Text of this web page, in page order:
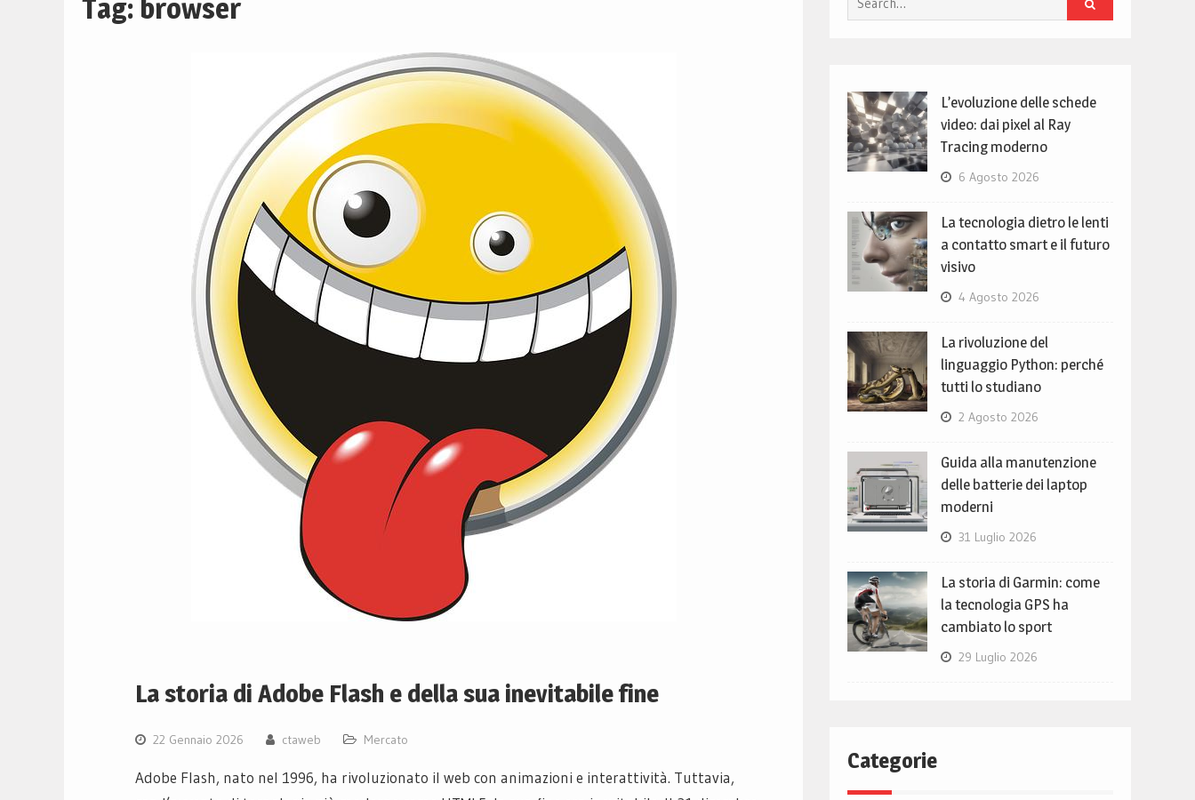
Tag: browser
La storia di Adobe Flash e della sua inevitabile fine
22 Gennaio 2026 ctaweb Mercato
Adobe Flash, nato nel 1996, ha rivoluzionato il web con animazioni e interattività. Tuttavia,
for:
L’evoluzione delle schede
video: dai pixel al Ray
Tracing moderno
6 Agosto 2026
La tecnologia dietro le lenti
a contatto smart e il futuro
visivo
4 Agosto 2026
La rivoluzione del
linguaggio Python: perché
tutti lo studiano
2 Agosto 2026
Guida alla manutenzione
delle batterie dei laptop
moderni
31 Luglio 2026
La storia di Garmin: come
la tecnologia GPS ha
cambiato lo sport
29 Luglio 2026
Categorie